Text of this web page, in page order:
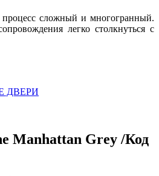
сложный и многогранный.
легко столкнуться с
ДВЕРИ
Manhattan Grey /Код